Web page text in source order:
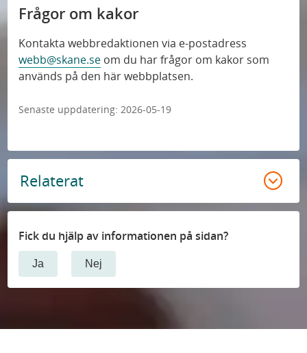
Frågor om kakor
Kontakta webbredaktionen via e-postadress
webb@skane.se om du har frågor om kakor som
används på den här webbplatsen.
Senaste uppdatering: 2026-05-19
Relaterat
Fick du hjälp av informationen på sidan?
Ja Nej